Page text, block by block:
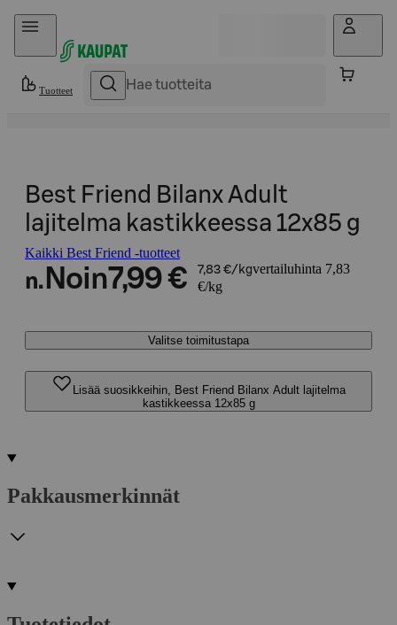
Hyppää sisältöön
Tuotteet
Best Friend Bilanx Adult
lajitelma kastikkeessa 12x85 g
Kaikki Best Friend -tuotteet
n. Noin7,99 € 7,83 €/kgvertailuhinta 7,83
€/kg
Valitse toimitustapa
Lisää suosikkeihin, Best Friend Bilanx Adult lajitelma
kastikkeessa 12x85 g
Pakkausmerkinnät